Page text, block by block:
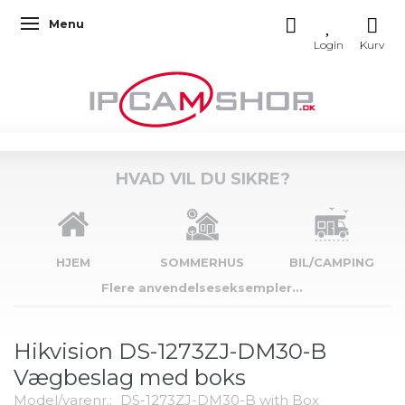
Skifte navigation
Menu
HVAD VIL DU SIKRE?
HJEM SOMMERHUS
BIL/CAMPING
Flere anvendelseseksempler...
Hikvision DS-1273ZJ-DM30-B
Vægbeslag med boks
Model/varenr.: DS-1273ZJ-DM30-B with Box